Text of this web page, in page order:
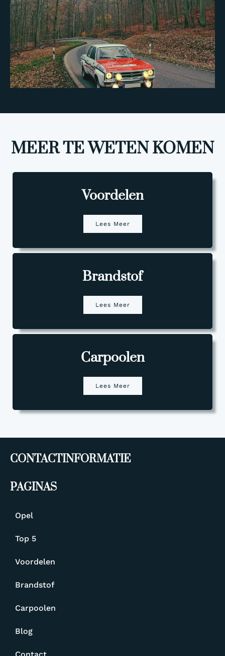
MEER TE WETEN KOMEN
Voordelen
Lees Meer
Brandstof
Lees Meer
Carpoolen
Lees Meer
CONTACTINFORMATIE
PAGINAS
Opel
Top 5
Voordelen
Brandstof
Carpoolen
Blog